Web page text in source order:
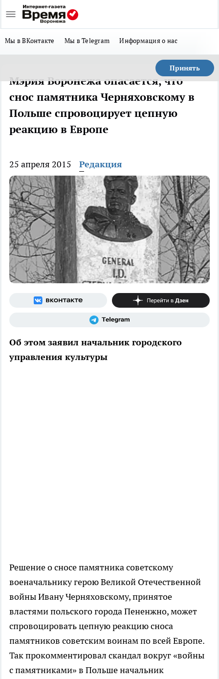
Мы в ВКонтакте Мы в Telegram Информация о нас
Принять
Мэрия Воронежа опасается, что
снос памятника Черняховскому в
Польше спровоцирует цепную
реакцию в Европе
25 апреля 2015 Редакция
Об этом заявил начальник городского
управления культуры
Решение о сносе памятника советскому
военачальнику герою Великой Отечественной
войны Ивану Черняховскому, принятое
властями польского города Пененжно, может
спровоцировать цепную реакцию сноса
памятников советским воинам по всей Европе.
Так прокомментировал скандал вокруг «войны
с памятниками» в Польше начальник